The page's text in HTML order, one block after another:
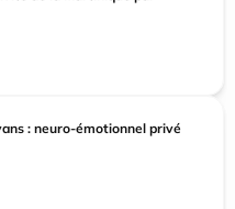
: neuro-émotionnel privé